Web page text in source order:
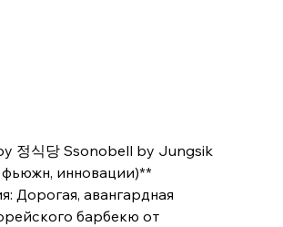
정식당 Ssonobell by Jungsik
инновации)**
Дорогая, авангардная
барбекю от